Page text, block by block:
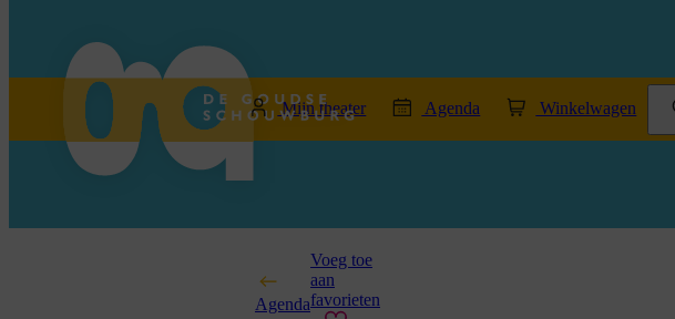
Mijn theater Agenda Winkelwagen
Agenda
Voeg toe
aan
favorieten